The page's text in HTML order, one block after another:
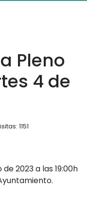
Pleno
4 de
1151
2023 a las 19:00h